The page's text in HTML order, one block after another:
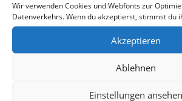
Wir verwenden Cookies und Webfonts zur
Datenverkehrs. Wenn du akzeptierst, stimmst du
Akzeptieren
Ablehnen
Einstellungen ansehen
Impressum &